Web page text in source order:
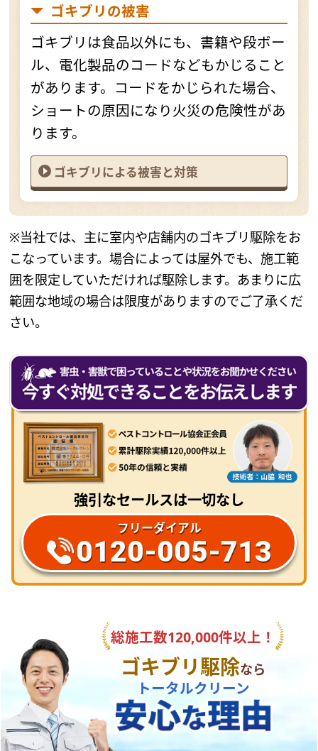
ゴキブリの被害
ゴキブリは食品以外にも、書籍や段ボー
ル、電化製品のコードなどもかじること
があります。コードをかじられた場合、
ショートの原因になり火災の危険性があ
ります。
ゴキブリによる被害と対策
※当社では、主に室内や店舗内のゴキブリ駆除をお
こなっています。場合によっては屋外でも、施工範
囲を限定していただければ駆除します。あまりに広
範囲な地域の場合は限度がありますのでご了承くだ
さい。
強引なセールスは一切なし
フリーダイアル
0120-005-713
総施工数120,000件以上！
ゴキブリ駆除なら
トータルクリーン